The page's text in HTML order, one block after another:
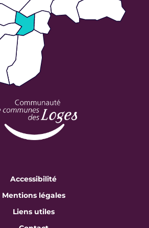
Accessibilité
Mentions légales
Liens utiles